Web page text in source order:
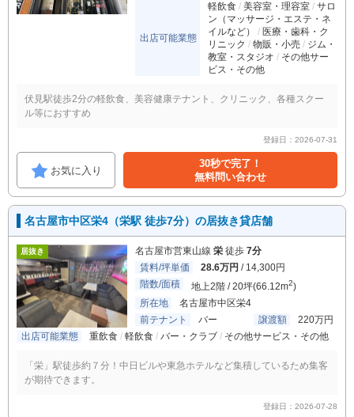
出店可能業態
軽飲食 美容室・理容室
サロ
ン（マッサージ・エステ・ネ
イルなど）
医療・歯科・ク
リニック
物販・小売
ジム・
教室・スタジオ
その他サー
ビス・その他
伏見駅徒歩2分の軽飲食、美容健康テナント、クリニック、各種スクー
ル等におすすめ
登録日：2026-07-31
お気に入り
30秒で完了！
無料問い合わせ
名古屋市中区栄4（栄駅 徒歩7分）の居抜き貸店舗
居抜き 名古屋市営東山線 栄 徒歩 7分
賃料/坪単価
28.6万円 / 14,300円
階数/面積
地上2階 / 20坪(66.12m2)
所在地
名古屋市中区栄4
前テナント
バー 譲渡額
220万円
出店可能業態
重飲食 軽飲食 バー・クラブ その他サービス・その他
「栄」駅徒歩約７分！中日ビルや東急ホテルなど集積しているため集客
が期待できます。
登録日：2026-07-28